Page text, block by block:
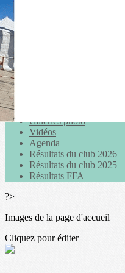
Exporter les lignes sélectionnées
Menu
<
>
Galeries photo
Vidéos
Agenda
Résultats du club 2026
Résultats du club 2025
Résultats FFA
?>
Images de la page d'accueil
Cliquez pour éditer